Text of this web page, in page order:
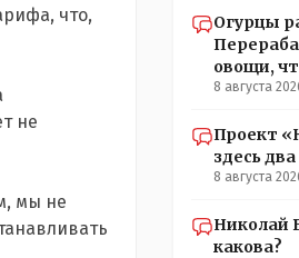
что,
не
мы не
Огурцы
овощи,
8 августа
Проект
здесь
8 августа
Николай
какова?